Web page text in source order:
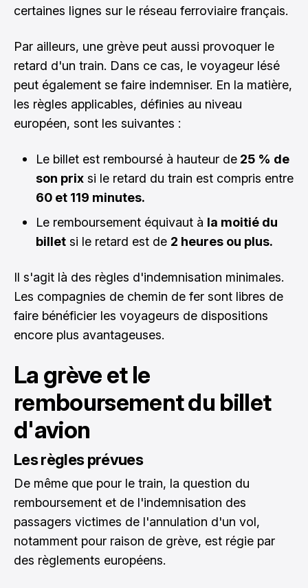
certaines lignes sur le réseau ferroviaire français.
Par ailleurs, une grève peut aussi provoquer le
retard d'un train. Dans ce cas, le voyageur lésé
peut également se faire indemniser. En la matière,
les règles applicables, définies au niveau
européen, sont les suivantes :
Le billet est remboursé à hauteur de 25 % de
son prix si le retard du train est compris entre
60 et 119 minutes.
Le remboursement équivaut à la moitié du
billet si le retard est de 2 heures ou plus.
Il s'agit là des règles d'indemnisation minimales.
Les compagnies de chemin de fer sont libres de
faire bénéficier les voyageurs de dispositions
encore plus avantageuses.
La grève et le
remboursement du billet
d'avion
Les règles prévues
De même que pour le train, la question du
remboursement et de l'indemnisation des
passagers victimes de l'annulation d'un vol,
notamment pour raison de grève, est régie par
des règlements européens.